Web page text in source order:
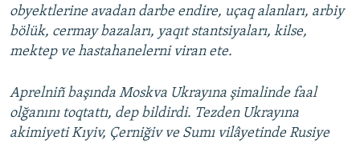
obyektlerine avadan darbe endire, uçaq alanları, arbiy
bölük, cermay bazaları, yaqıt stantsiyaları, kilse,
mektep ve hastahanelerni viran ete.
Aprelniñ başında Moskva Ukrayına şimalinde faal
olğanını toqtattı, dep bildirdi. Tezden Ukrayına
akimiyeti Kıyiv, Çerniğiv ve Sumı vilâyetinde Rusiye